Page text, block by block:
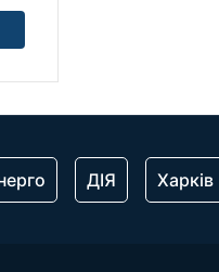
ДІЯ Харків